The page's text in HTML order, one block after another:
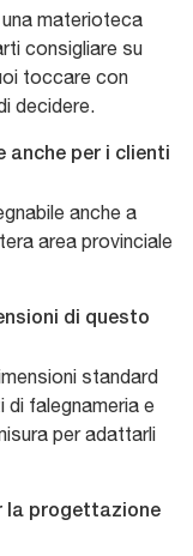
materioteca
consigliare su
toccare con
decidere.
anche per i clienti
anche a
area provinciale
di questo
standard
di falegnameria e
per adattarli
la progettazione